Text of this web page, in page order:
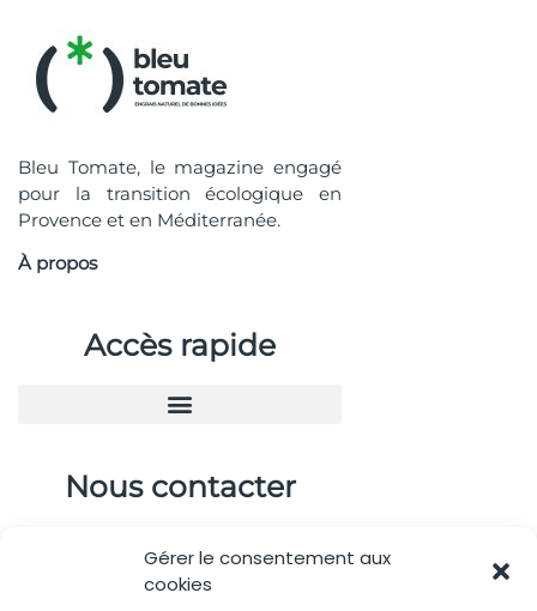
Gérer le consentement aux
cookies
Bleu Tomate, le magazine engagé
pour la transition écologique en
Provence et en Méditerranée.
À propos
Accès rapide
Nous contacter
contactBT@bleu-tomate.fr